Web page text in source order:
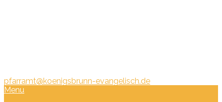
pfarramt@koenigsbrunn-evangelisch.de
Menu